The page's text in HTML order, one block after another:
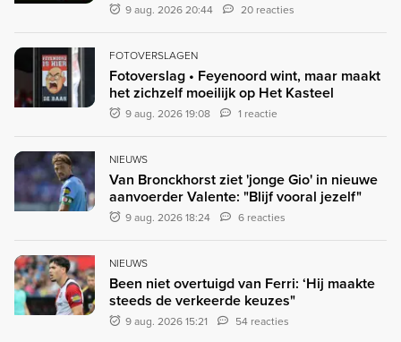
9 aug. 2026 20:44 20 reacties
FOTOVERSLAGEN
Fotoverslag • Feyenoord wint, maar maakt
het zichzelf moeilijk op Het Kasteel
9 aug. 2026 19:08 1 reactie
NIEUWS
Van Bronckhorst ziet 'jonge Gio' in nieuwe
aanvoerder Valente: "Blijf vooral jezelf"
9 aug. 2026 18:24 6 reacties
NIEUWS
Been niet overtuigd van Ferri: ‘Hij maakte
steeds de verkeerde keuzes"
9 aug. 2026 15:21 54 reacties